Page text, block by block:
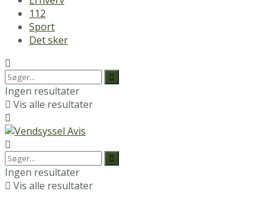
112
Sport
Det sker
Ingen resultater
Vis alle resultater
Ingen resultater
Vis alle resultater